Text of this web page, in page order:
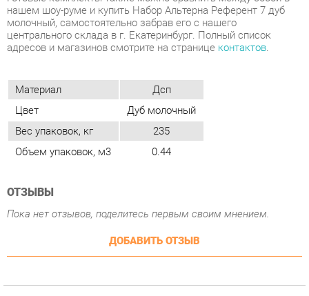
Материал
Дсп
Цвет
Дуб молочный
Вес упаковок, кг
235
ОТЗЫВЫ
Пока нет отзывов, поделитесь первым своим мнением.
ДОБАВИТЬ ОТЗЫВ
ПОХОЖИЕ ТОВАРЫ